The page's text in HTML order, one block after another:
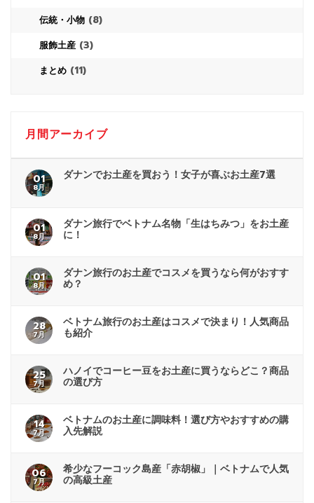
伝統・小物 (8)
服飾土産 (3)
まとめ (11)
月間アーカイブ
01
8月
ダナンでお土産を買おう！女子が喜ぶお土産7選
01
8月
ダナン旅行でベトナム名物「生はちみつ」をお土産
に！
01
8月
ダナン旅行のお土産でコスメを買うなら何がおすす
め？
28
7月
ベトナム旅行のお土産はコスメで決まり！人気商品
も紹介
25
7月
ハノイでコーヒー豆をお土産に買うならどこ？商品
の選び方
14
7月
ベトナムのお土産に調味料！選び方やおすすめの購
入先解説
06
7月
希少なフーコック島産「赤胡椒」｜ベトナムで人気
の高級土産